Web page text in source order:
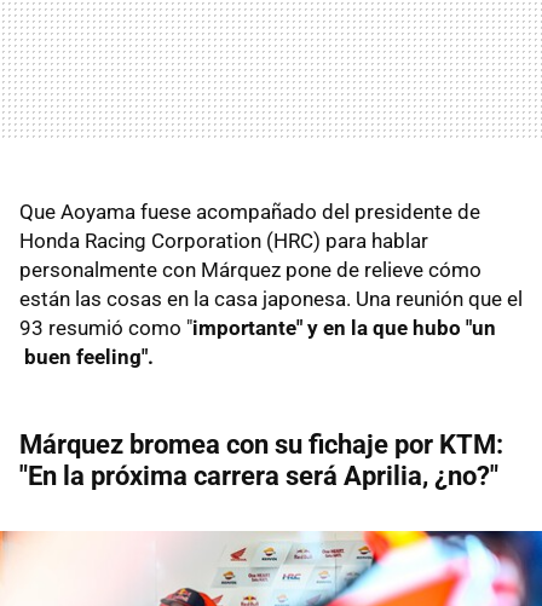
Que Aoyama fuese acompañado del presidente de
Honda Racing Corporation (HRC) para hablar
personalmente con Márquez pone de relieve cómo
están las cosas en la casa japonesa. Una reunión que el
93 resumió como "importante" y en la que hubo "un
buen feeling".
Márquez bromea con su fichaje por KTM:
"En la próxima carrera será Aprilia, ¿no?"